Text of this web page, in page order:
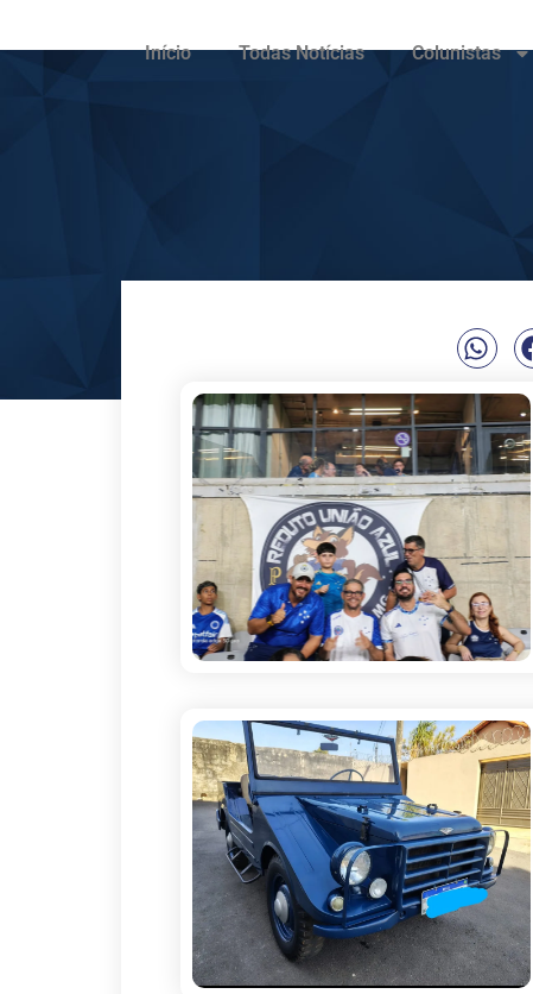
Início Todas Notícias Colunistas